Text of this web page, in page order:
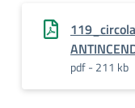
pdf - 211 kb